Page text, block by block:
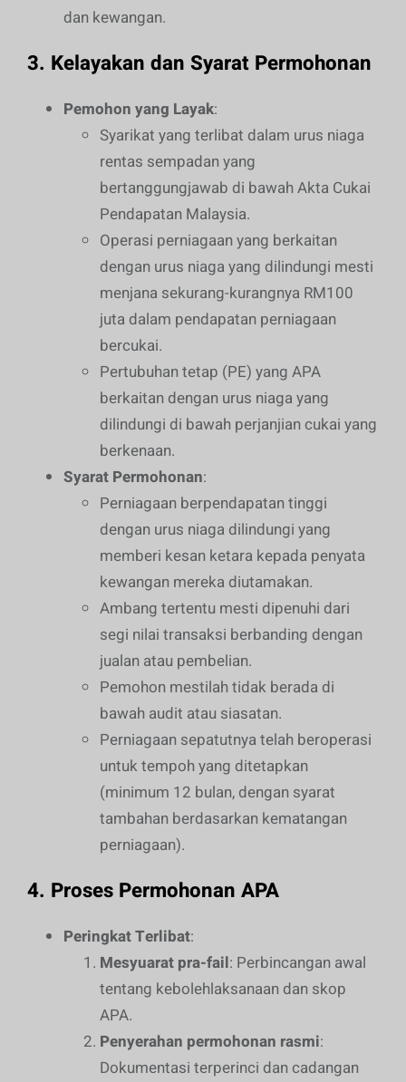
dan kewangan.
3. Kelayakan dan Syarat Permohonan
Pemohon yang Layak:
Syarikat yang terlibat dalam urus niaga
rentas sempadan yang
bertanggungjawab di bawah Akta Cukai
Pendapatan Malaysia.
Operasi perniagaan yang berkaitan
dengan urus niaga yang dilindungi mesti
menjana sekurang-kurangnya RM100
juta dalam pendapatan perniagaan
bercukai.
Pertubuhan tetap (PE) yang APA
berkaitan dengan urus niaga yang
dilindungi di bawah perjanjian cukai yang
berkenaan.
Syarat Permohonan:
Perniagaan berpendapatan tinggi
dengan urus niaga dilindungi yang
memberi kesan ketara kepada penyata
kewangan mereka diutamakan.
Ambang tertentu mesti dipenuhi dari
segi nilai transaksi berbanding dengan
jualan atau pembelian.
Pemohon mestilah tidak berada di
bawah audit atau siasatan.
Perniagaan sepatutnya telah beroperasi
untuk tempoh yang ditetapkan
(minimum 12 bulan, dengan syarat
tambahan berdasarkan kematangan
perniagaan).
4. Proses Permohonan APA
Peringkat Terlibat:
Mesyuarat pra-fail: Perbincangan awal
tentang kebolehlaksanaan dan skop
APA.
Penyerahan permohonan rasmi:
Dokumentasi terperinci dan cadangan